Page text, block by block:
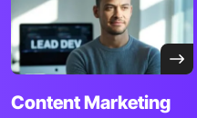
Content Marketing